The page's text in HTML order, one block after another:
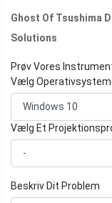
Ghost Of Tsushima
Solutions
Prøv Vores
Vælg
Vælg Et
Beskriv Dit Problem